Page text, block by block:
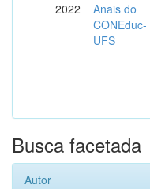
2022
Anais do
CONEduc-
UFS
Busca facetada
Autor